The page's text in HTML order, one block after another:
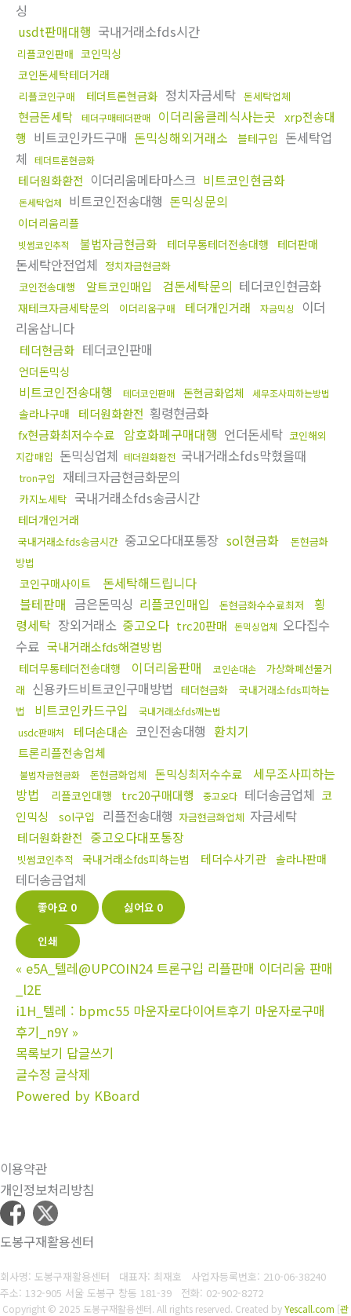
싱
usdt판매대행 국내거래소fds시간
리플코인판매 코인믹싱
코인돈세탁테더거래
리플코인구매 테더트론현금화 정치자금세탁 돈세탁업체
현금돈세탁 테더구매테더판매 이더리움클레식사는곳 xrp전송대
행 비트코인카드구매 돈믹싱해외거래소 블테구입 돈세탁업
체
테더트론현금화
테더원화환전 이더리움메타마스크 비트코인현금화
돈세탁업체 비트코인전송대행 돈믹싱문의
이더리움리플
빗썸코인추적 불법자금현금화 테더무통테더전송대행 테더판매
돈세탁안전업체
정치자금현금화
코인전송대행
알트코인매입 검돈세탁문의 테더코인현금화
재테크자금세탁문의 이더리움구매 테더개인거래 자금믹싱
이더
리움삽니다
테더현금화 테더코인판매
언더돈믹싱
비트코인전송대행 테더코인판매 돈현금화업체 세무조사피하는방법
솔라나구매 테더원화환전 횡령현금화
fx현금화최저수수료 암호화폐구매대행 언더돈세탁 코인해외
지갑매입 돈믹싱업체 테더원화환전 국내거래소fds막혔을때
tron구입 재테크자금현금화문의
카지노세탁 국내거래소fds송금시간
테더개인거래
국내거래소fds송금시간 중고오다대포통장 sol현금화
돈현금화
방법
코인구매사이트
돈세탁해드립니다
블테판매 금은돈믹싱 리플코인매입 돈현금화수수료최저
횡
령세탁 장외거래소 중고오다 trc20판매 돈믹싱업체 오다집수
수료 국내거래소fds해결방법
테더무통테더전송대행 이더리움판매 코인손대손
가상화폐선물거
래 신용카드비트코인구매방법 테더현금화
국내거래소fds피하는
법
비트코인카드구입
국내거래소fds깨는법
usdc판매처
테더손대손 코인전송대행 환치기
트론리플전송업체
불법자금현금화 돈현금화업체 돈믹싱최저수수료
세무조사피하는
방법
리플코인대행 trc20구매대행 중고오다 테더송금업체 코
인믹싱
sol구입 리플전송대행 자금현금화업체 자금세탁
테더원화환전 중고오다대포통장
빗썸코인추적 국내거래소fds피하는법 테더수사기관 솔라나판매
테더송금업체
좋아요 0 싫어요 0
인쇄
« e5A_텔레@UPCOIN24 트론구입 리플판매 이더리움 판매
_l2E
i1H_텔레 : bpmc55 마운자로다이어트후기 마운자로구매
후기_n9Y »
목록보기 답글쓰기
글수정 글삭제
Powered by KBoard
이용약관
개인정보처리방침
도봉구재활용센터
회사명: 도봉구재활용센터 대표자: 최재호 사업자등록번호: 210-06-38240
주소: 132-905 서울 도봉구 창동 181-39 전화: 02-902-8272
Copyright © 2025 도봉구재활용센터. All rights reserved. Created byYescall.com [관